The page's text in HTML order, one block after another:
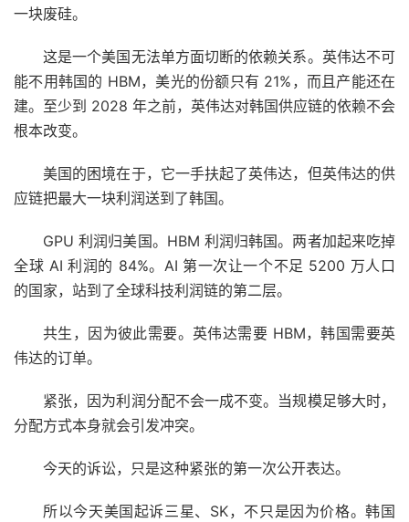
一块废硅。
这是一个美国无法单方面切断的依赖关系。英伟达不可
能不用韩国的 HBM，美光的份额只有 21%，而且产能还在
建。至少到 2028 年之前，英伟达对韩国供应链的依赖不会
根本改变。
美国的困境在于，它一手扶起了英伟达，但英伟达的供
应链把最大一块利润送到了韩国。
GPU 利润归美国。HBM 利润归韩国。两者加起来吃掉
全球 AI 利润的 84%。AI 第一次让一个不足 5200 万人口
的国家，站到了全球科技利润链的第二层。
共生，因为彼此需要。英伟达需要 HBM，韩国需要英
伟达的订单。
紧张，因为利润分配不会一成不变。当规模足够大时，
分配方式本身就会引发冲突。
今天的诉讼，只是这种紧张的第一次公开表达。
所以今天美国起诉三星、SK，不只是因为价格。韩国